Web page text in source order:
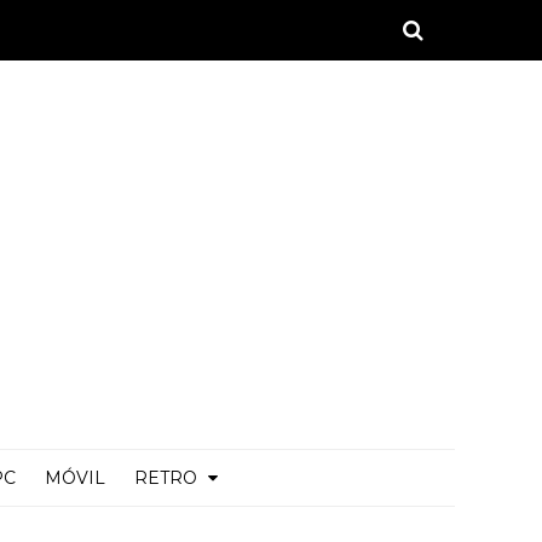
MÓVIL RETRO